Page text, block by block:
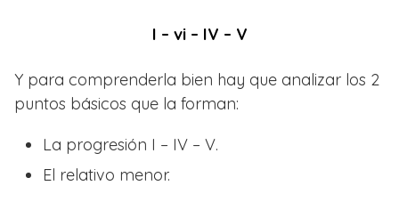
I – vi – IV – V
Y para comprenderla bien hay que analizar los 2
puntos básicos que la forman:
La progresión I – IV – V.
El relativo menor.